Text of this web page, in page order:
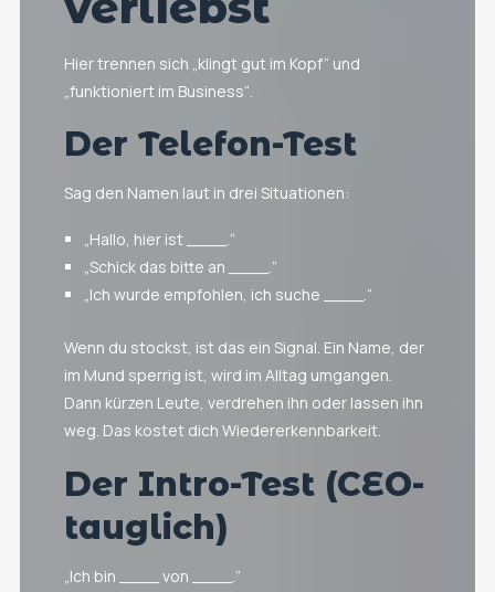
Hier trennen sich „klingt gut im Kopf“ und
„funktioniert im Business“.
Der Telefon-Test
Sag den Namen laut in drei Situationen:
„Hallo, hier ist ____.“
„Schick das bitte an ____.“
„Ich wurde empfohlen, ich suche ____.“
Wenn du stockst, ist das ein Signal. Ein Name, der
im Mund sperrig ist, wird im Alltag umgangen.
Dann kürzen Leute, verdrehen ihn oder lassen ihn
weg. Das kostet dich Wiedererkennbarkeit.
Der Intro-Test (CEO-
tauglich)
„Ich bin ____ von ____.“